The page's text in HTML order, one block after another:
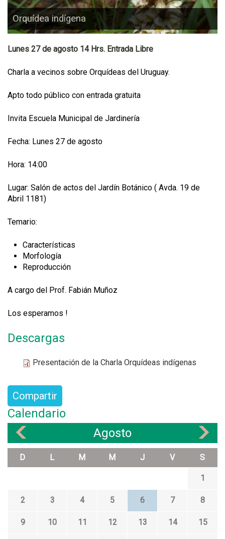
Orquídea indígena
Lunes 27 de agosto 14 Hrs. Entrada Libre
Charla a vecinos sobre Orquídeas del Uruguay.
Apto todo público con entrada gratuita
Invita Escuela Municipal de Jardinería
Fecha: Lunes 27 de agosto
Hora: 14:00
Lugar: Salón de actos del Jardín Botánico ( Avda. 19 de
Abril 1181)
Temario:
Características
Morfología
Reproducción
A cargo del Prof. Fabián Muñoz
Los esperamos !
Descargas
Presentación de la Charla Orquídeas indígenas
Compartir
Calendario
Agosto
D L M M J V S
1
2 3 4 5 6 7 8
9 10 11 12 13 14 15